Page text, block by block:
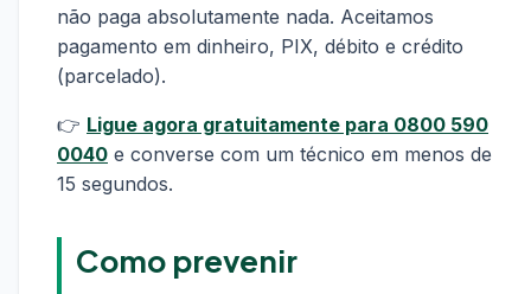
não paga absolutamente nada. Aceitamos
pagamento em dinheiro, PIX, débito e crédito
(parcelado).
👉 Ligue agora gratuitamente para 0800 590
0040 e converse com um técnico em menos de
15 segundos.
Como prevenir